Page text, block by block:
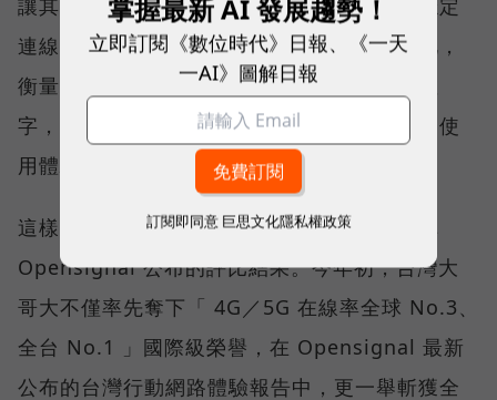
讓其在人潮聚集、高速移動或室內空間維持穩定
連線，即無法轉換成好的使用體驗，也因如此，
衡量「好網路」的標準，也逐漸從追求測速數
字，轉向任何時間、任何地點都能穩定連線的使
用體驗。
這樣的轉變，也反映在國際權威網路分析機構
Opensignal 公布的評比結果。今年初，台灣大
哥大不僅率先奪下「 4G／5G 在線率全球 No.3、
全台 No.1 」國際級榮譽，在 Opensignal 最新
公布的台灣行動網路體驗報告中，更一舉斬獲全
掌握最新 AI 發展趨勢！
立即訂閱《數位時代》日報、《一天
一AI》圖解日報
訂閱即同意 巨思文化隱私權政策